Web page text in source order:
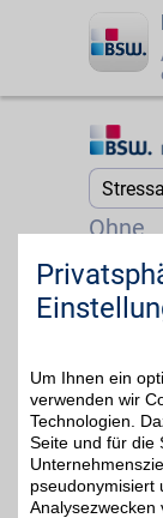
Startseite
Jetzt
☎ 0800
Ohne
Um Ihnen ein
verwenden wir
Technologien.
Seite und für die
pseudonymisiert
Analysezwecken